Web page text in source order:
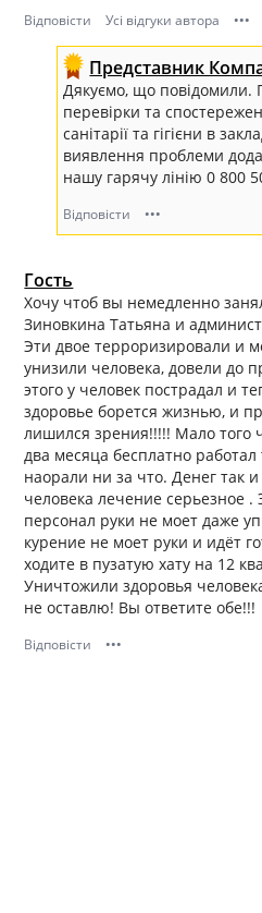
Відповісти Усі відгуки автора •••
Представник
Дякуємо, що повідомили.
перевірки та
санітарії та гігієни в
виявлення проблеми
нашу гарячу лінію 0 800
Відповісти •••
Гость
Хочу чтоб вы немедленно
Зиновкина Татьяна и
Эти двое терроризировали и
унизили человека, довели до
этого у человек пострадал и
здоровье борется жизнью, и
лишился зрения!!!!! Мало того
два месяца бесплатно
наорали ни за что. Денег так
человека лечение серьезное
персонал руки не моет даже
курение не моет руки и идёт
ходите в пузатую хату на 12
Уничтожили здоровья
не оставлю! Вы ответите обе!!!
Відповісти •••